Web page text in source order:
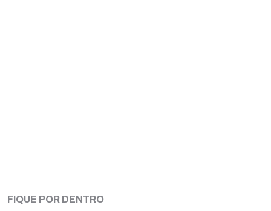
FIQUE POR DENTRO